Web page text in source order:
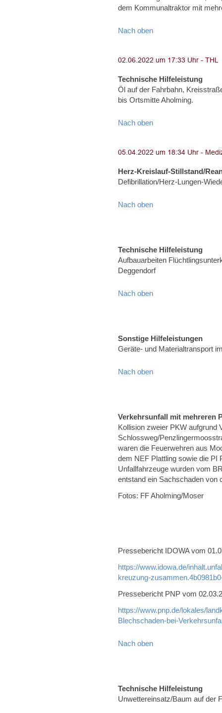
dem Kommunaltraktor mit
Nach oben
Technische Hilfeleistung
Öl auf der Fahrbahn,
bis Ortsmitte Aholming.
Nach oben
Herz-Kreislauf-Stillstand/
Defibrillation/Herz-Lungen-
Nach oben
Technische Hilfeleistung
Aufbauarbeiten
Deggendorf
Nach oben
Sonstige Hilfeleistungen
Geräte- und Materialtransport
Nach oben
Verkehrsunfall mit mehreren
Kollision zweier PKW aufgrund
Schlossweg/
waren die Feuerwehren aus
dem NEF Plattling sowie die PI
Unfallfahrzeuge wurden vom
entstand ein Sachschaden von
Fotos: FF Aholming/Moser
Pressebericht IDOWA vom
https://www.idowa.de/
kreuzung-
Pressebericht PNP vom
https://www.pnp.de/lokales/
Blechschaden-bei-
Nach oben
Technische Hilfeleistung
Unwettereinsatz/Baum auf der